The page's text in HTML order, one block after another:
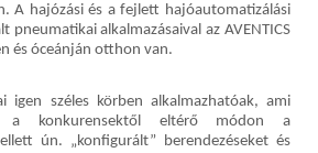
A hajózási és a fejlett hajóautomatizálási
pneumatikai alkalmazásaival az AVENTICS
és óceánján otthon van.
igen széles körben alkalmazhatóak, ami
konkurensektől eltérő módon a
ún. „konfigurált” berendezéseket és